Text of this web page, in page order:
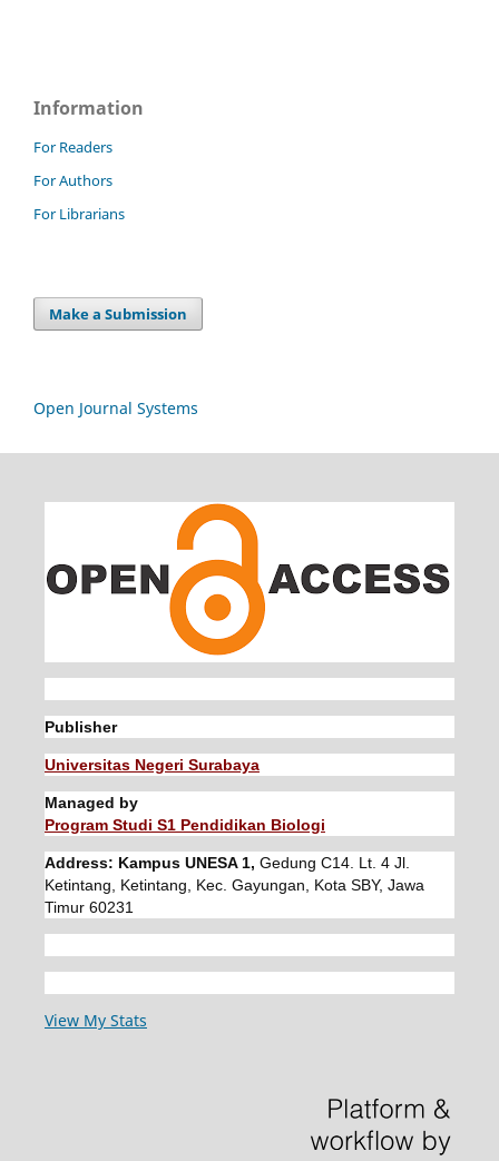
Information
For Readers
For Authors
For Librarians
Make a Submission
Open Journal Systems
Publisher
Universitas Negeri Surabaya
Managed by
Program Studi S1 Pendidikan Biologi
Address: Kampus UNESA 1, Gedung C14. Lt. 4 Jl.
Ketintang, Ketintang, Kec. Gayungan, Kota SBY, Jawa
Timur 60231
View My Stats